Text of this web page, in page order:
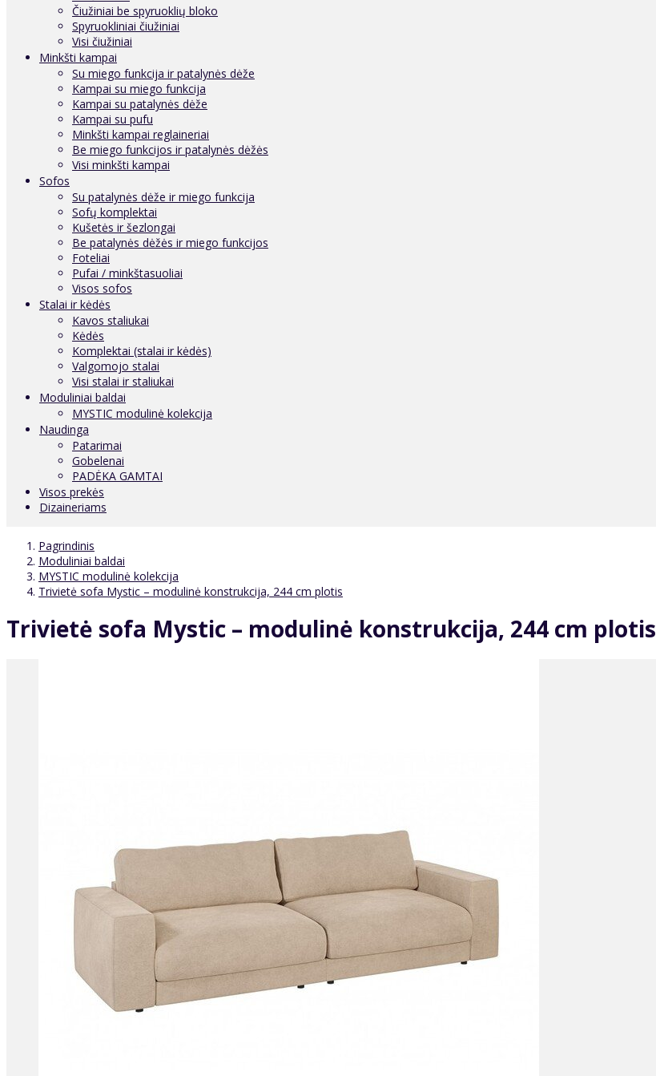
Čiužiniai be spyruoklių bloko
Spyruokliniai čiužiniai
Visi čiužiniai
Minkšti kampai
Su miego funkcija ir patalynės dėže
Kampai su miego funkcija
Kampai su patalynės dėže
Kampai su pufu
Minkšti kampai reglaineriai
Be miego funkcijos ir patalynės dėžės
Visi minkšti kampai
Sofos
Su patalynės dėže ir miego funkcija
Sofų komplektai
Kušetės ir šezlongai
Be patalynės dėžės ir miego funkcijos
Foteliai
Pufai / minkštasuoliai
Visos sofos
Stalai ir kėdės
Kavos staliukai
Kėdės
Komplektai (stalai ir kėdės)
Valgomojo stalai
Visi stalai ir staliukai
Moduliniai baldai
MYSTIC modulinė kolekcija
Naudinga
Patarimai
Gobelenai
PADĖKA GAMTAI
Visos prekės
Dizaineriams
Pagrindinis
Moduliniai baldai
MYSTIC modulinė kolekcija
Trivietė sofa Mystic – modulinė konstrukcija, 244 cm plotis
Trivietė sofa Mystic – modulinė konstrukcija, 244 cm plotis